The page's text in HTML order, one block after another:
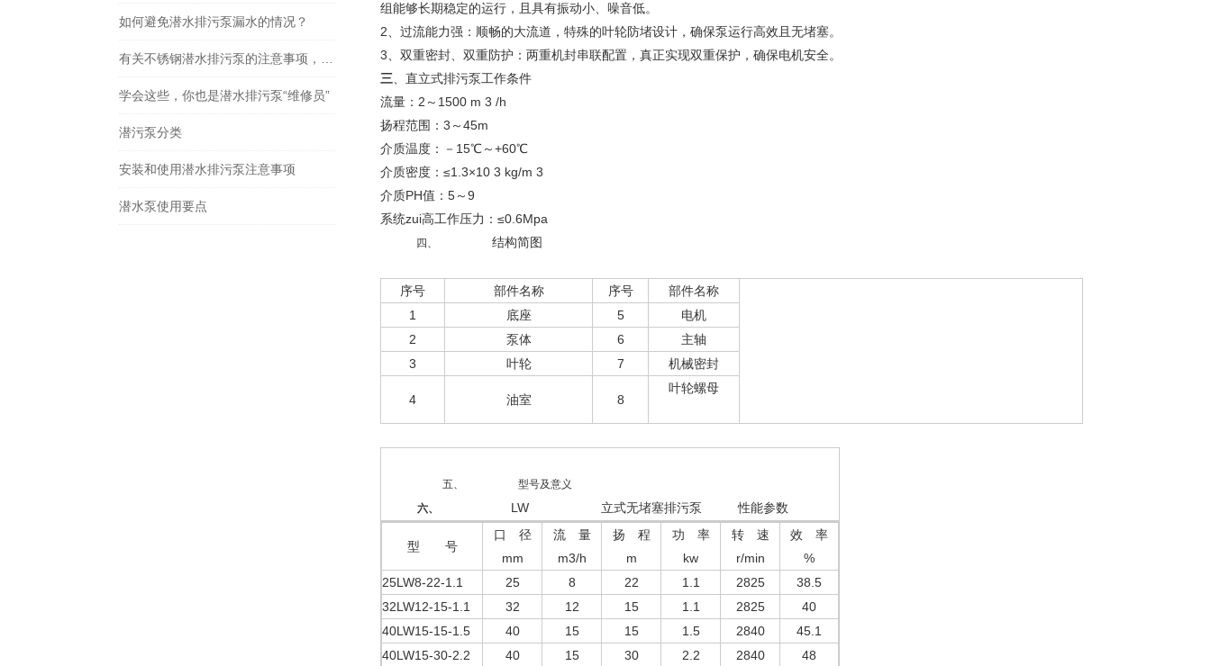
如何避免潜水排污泵漏水的情况？
学会这些，你也是潜水排污泵“维修员”
潜污泵分类
安装和使用潜水排污泵注意事项
潜水泵使用要点
组能够长期稳定的运行，且具有振动小、噪音低。
2、 过流能力强：顺畅的大流道，特殊的叶轮防堵设计，确保泵运行高效且无堵塞。
3、 双重密封、双重防护：两重机封串联配置，真正实现双重保护，确保电机安全。
三
直立式排污泵工作条件
流量：2～1500 m 3 /h
扬程范围：3～45m
介质温度：－15℃～+60℃
介质密度：≤1.3×10 3 kg/m 3
介质PH值：5～9
系统zui高工作压力：≤0.6Mpa
四、 结构简图
序号 部件名称 序号
部件名称
1
底座 5
电机
2
泵体 6
主轴
3
叶轮 7 机械密封
4 油室 8
叶轮螺母
五、
型号及意义
六、
LW 立式无堵塞排污泵 性能参数
型 号
口 径
mm
流 量
m3/h
扬 程
m
功 率
kw
转 速
r/min
效 率
%
25LW8-22-1.1
25 8 22 1.1 2825
38.5
32LW12-15-1.1
32 12 15 1.1 2825
40
40LW15-15-1.5
40 15 15 1.5 2840
45.1
40LW15-30-2.2
40 15 30 2.2 2840
48